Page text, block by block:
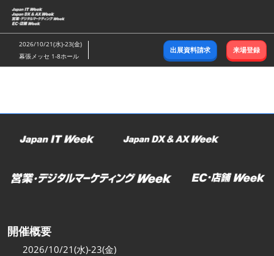
ス
キ
ッ
し
む
2026/10/21(水)-23(金)
幕張メッセ 1-8ホール
出展資料請求 来場登録
開催概要
2026/10/21(水)-23(金)